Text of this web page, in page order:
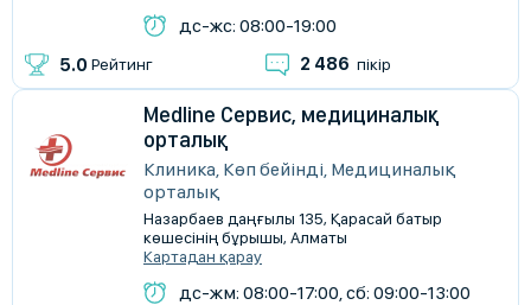
дс-жс: 08:00-19:00
5.0 Рейтинг 2 486 пікір
Medline Сервис, медициналық
орталық
Клиника, Көп бейінді, Медициналық
орталық
Назарбаев даңғылы 135, Қарасай батыр
көшесінің бұрышы, Алматы
Картадан қарау
дс-жм: 08:00-17:00, сб: 09:00-13:00